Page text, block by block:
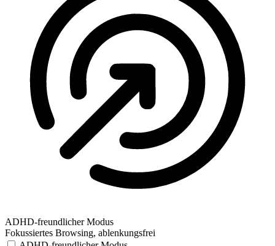
ADHD-freundlicher Modus
Fokussiertes Browsing, ablenkungsfrei